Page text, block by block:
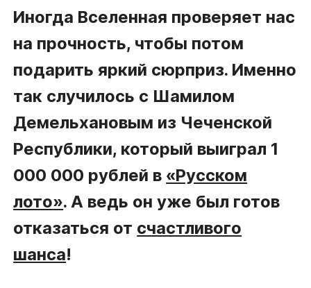
Иногда Вселенная проверяет нас
на прочность, чтобы потом
подарить яркий сюрприз. Именно
так случилось с Шамилом
Демельхановым из Чеченской
Республики, который выиграл 1
000 000 рублей в «Русском
лото». А ведь он уже был готов
отказаться от счастливого
шанса!